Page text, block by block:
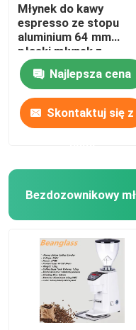
Młynek do kawy
espresso ze stopu
aluminium 64 mm
płaski młynek z
żarnami z ekranem
dotykowymNajlepsza cena
Skontaktuj się z
Bezdozownikowy